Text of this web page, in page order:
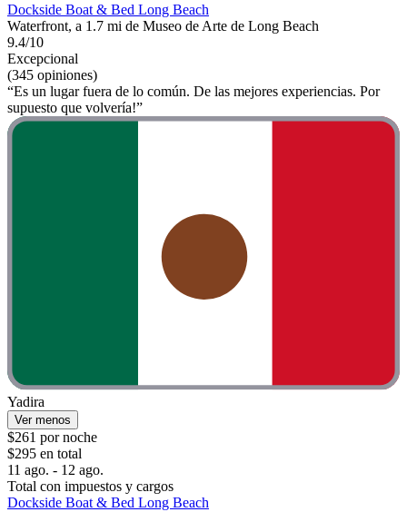
Dockside Boat & Bed Long Beach
Waterfront, a 1.7 mi de Museo de Arte de Long Beach
9.4/10
Excepcional
(345 opiniones)
“Es un lugar fuera de lo común. De las mejores experiencias. Por
supuesto que volvería!”
Yadira
Ver menos
$261 por noche
$295 en total
11 ago. - 12 ago.
Total con impuestos y cargos
Dockside Boat & Bed Long Beach